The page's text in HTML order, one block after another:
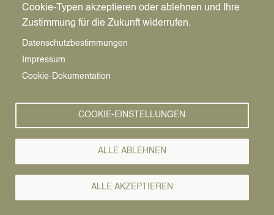
Pfadnavigation
Startseite
Heimat shoppen
Cookie-Typen akzeptieren oder ablehnen und Ihre
Zustimmung für die Zukunft widerrufen.
Datenschutzbestimmungen
Impressum
Cookie-Dokumentation
COOKIE-EINSTELLUNGEN
ALLE ABLEHNEN
ALLE AKZEPTIEREN